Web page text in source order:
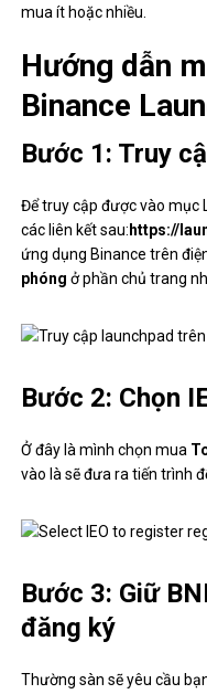
mua ít hoặc nhiều.
Hướng dẫn
Binance
Bước 1: Truy
Để truy cập được vào mục
các liên kết sau: https://
ứng dụng Binance trên
phóng ở phần chủ trang
Bước 2: Chọn
Ở đây là mình chọn mua
vào là sẽ đưa ra tiến trình
Bước 3: Giữ
đăng ký
Thường sàn sẽ yêu cầu